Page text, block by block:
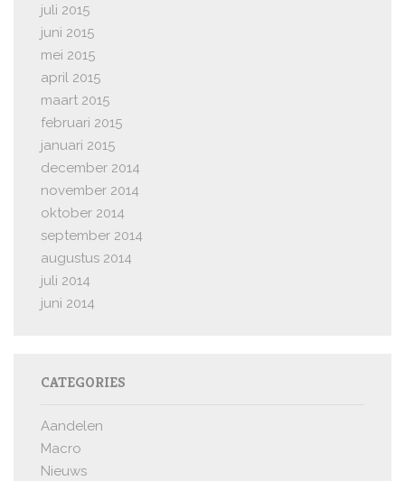
juli 2015
juni 2015
mei 2015
april 2015
maart 2015
februari 2015
januari 2015
december 2014
november 2014
oktober 2014
september 2014
augustus 2014
juli 2014
juni 2014
CATEGORIES
Aandelen
Macro
Nieuws